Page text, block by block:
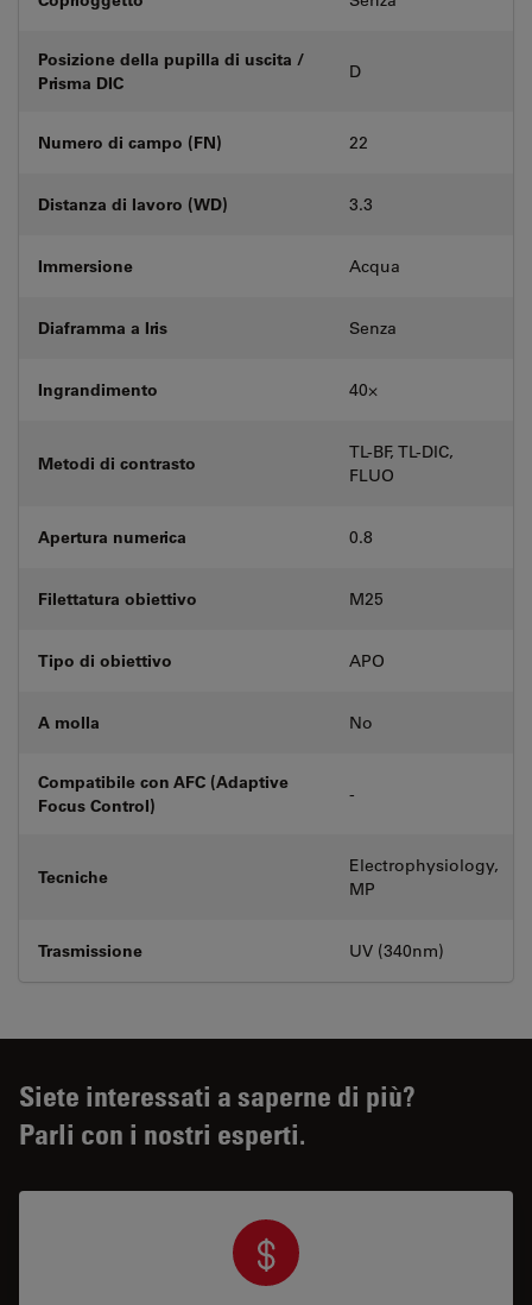
Posizione della pupilla di uscita /
Prisma DIC
D
Numero di campo (FN) 22
Distanza di lavoro (WD) 3.3
Immersione Acqua
Diaframma a Iris Senza
Ingrandimento 40⨉
Metodi di contrasto
TL-BF, TL-DIC,
FLUO
Apertura numerica 0.8
Filettatura obiettivo M25
Tipo di obiettivo APO
A molla No
Compatibile con AFC (Adaptive
Focus Control)
-
Tecniche
Electrophysiology,
MP
Trasmissione UV (340nm)
Siete interessati a saperne di più?
Parli con i nostri esperti.